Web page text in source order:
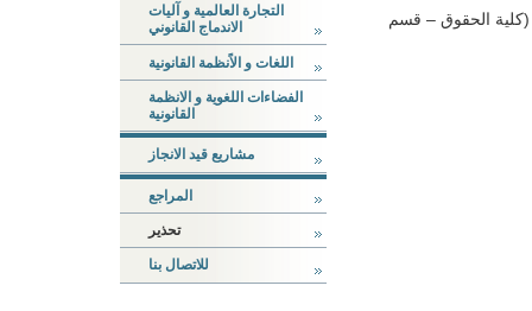
التجارة العالمیة و آلیات
الاندماج القانوني
اللغات و الاًنظمة القانونیة
الفضاءات اللغویة و الانظمة
القانونیة
مشاريع قيد الانجاز
المراجع
تحذير
للاتصال بنا
الحقوق – قسم